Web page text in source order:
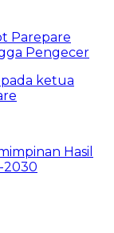
Parepare
Pengecer
Hasil
2030